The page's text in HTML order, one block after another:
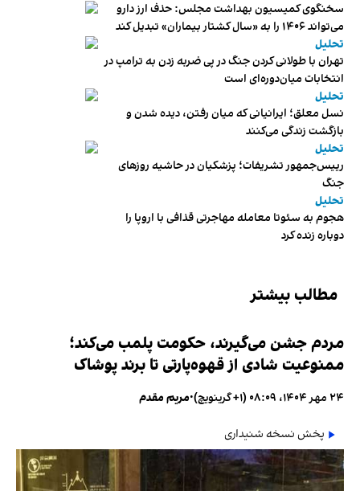
سخنگوی کمیسیون بهداشت مجلس: حذف ارز دارو
می‌تواند ۱۴۰۶ را به «سال کشتار بیماران» تبدیل کند
تحلیل
تهران با طولانی کردن جنگ در پی ضربه زدن به ترامپ در
انتخابات میان‌دوره‌ای است
تحلیل
نسل معلق؛ ایرانیانی که میان رفتن، دیده شدن و
بازگشت زندگی می‌کنند
تحلیل
رییس‌جمهور تشریفات؛ پزشکیان در حاشیه روزهای
جنگ
تحلیل
هجوم به سئوتا معامله مهاجرتی قذافی با اروپا را
دوباره زنده کرد
مطالب بیشتر
مردم جشن می‌گیرند، حکومت پلمب می‌کند؛
ممنوعیت شادی از قهوه‌پارتی تا برند پوشاک
۲۴ مهر ۱۴۰۴، ۰۸:۰۹ (‎+۱ گرینویچ) •مریم مقدم
پخش نسخه شنیداری